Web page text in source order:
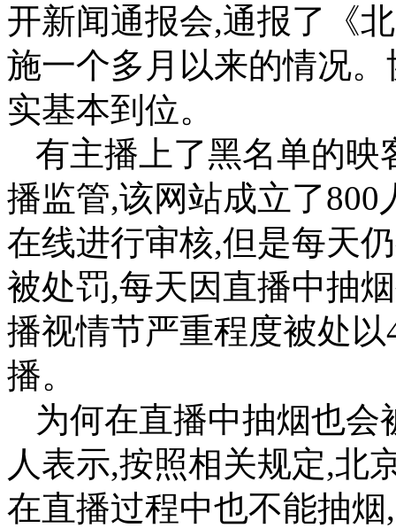
开新闻通报会,通报了《
施一个多月以来的情况
实基本到位。
有主播上了黑名单的映
播监管,该网站成立了800
在线进行审核,但是每天
被处罚,每天因直播中抽
播视情节严重程度被处
播。
为何在直播中抽烟也会
人表示,按照相关规定,北
在直播过程中也不能抽